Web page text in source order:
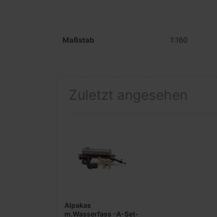
Maßstab 1:160
Zuletzt angesehen
Alpakas
m.Wasserfass -A-Set-